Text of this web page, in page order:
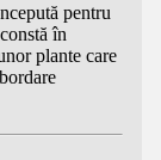
pentru
în
plante care